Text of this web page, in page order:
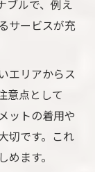
ブルで、例え
サービスが充
エリアからス
意点として
ットの着用や
切です。これ
ます。